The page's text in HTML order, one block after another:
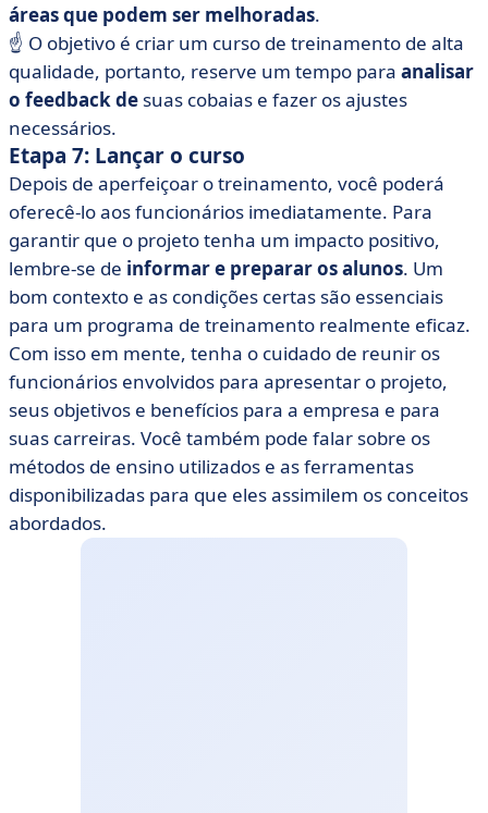
áreas que podem ser melhoradas.
☝️ O objetivo é criar um curso de treinamento de alta
qualidade, portanto, reserve um tempo para analisar
o feedback de suas cobaias e fazer os ajustes
necessários.
Etapa 7: Lançar o curso
Depois de aperfeiçoar o treinamento, você poderá
oferecê-lo aos funcionários imediatamente. Para
garantir que o projeto tenha um impacto positivo,
lembre-se de informar e preparar os alunos. Um
bom contexto e as condições certas são essenciais
para um programa de treinamento realmente eficaz.
Com isso em mente, tenha o cuidado de reunir os
funcionários envolvidos para apresentar o projeto,
seus objetivos e benefícios para a empresa e para
suas carreiras. Você também pode falar sobre os
métodos de ensino utilizados e as ferramentas
disponibilizadas para que eles assimilem os conceitos
abordados.